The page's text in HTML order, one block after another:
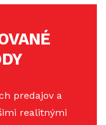
predajov a
realitnými